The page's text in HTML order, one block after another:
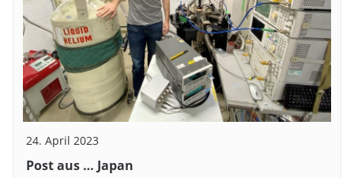
24. April 2023
Post aus … Japan